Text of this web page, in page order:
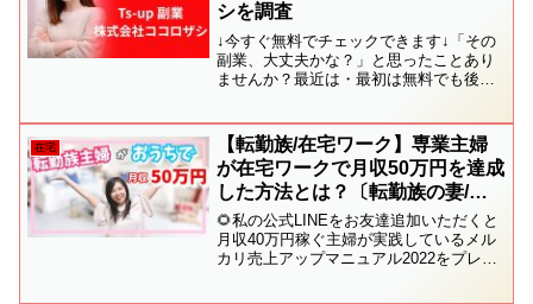
シを調査
↓今すぐ無料でチェックできます↓「その
副業、大丈夫かな？」と思ったことあり
ませんか？最近は・最初は無料でも後か
難しいケースなどの相談をよくいただき
ます。無理に進める前に...
在宅
【転勤族/在宅ワーク】専業主婦
が在宅ワークで月収50万円を達成
した方法とは？〔転勤族の妻/転
妻の仕事〕
🌻私の公式LINEをお友達追加いただくと
月収40万円稼ぐ主婦が実践しているメル
カリ売上アップマニュアル2022をプレゼ